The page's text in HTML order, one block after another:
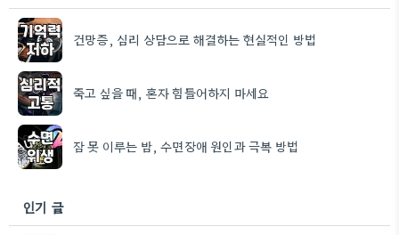
건망증, 심리 상담으로 해결하는 현실적인 방법
죽고 싶을 때, 혼자 힘들어하지 마세요
잠 못 이루는 밤, 수면장애 원인과 극복 방법
인기 글